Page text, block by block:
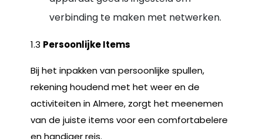
verbinding te maken met netwerken.
1.3 Persoonlijke Items
Bij het inpakken van persoonlijke spullen,
rekening houdend met het weer en de
activiteiten in Almere, zorgt het meenemen
van de juiste items voor een comfortabelere
en handiger reis.